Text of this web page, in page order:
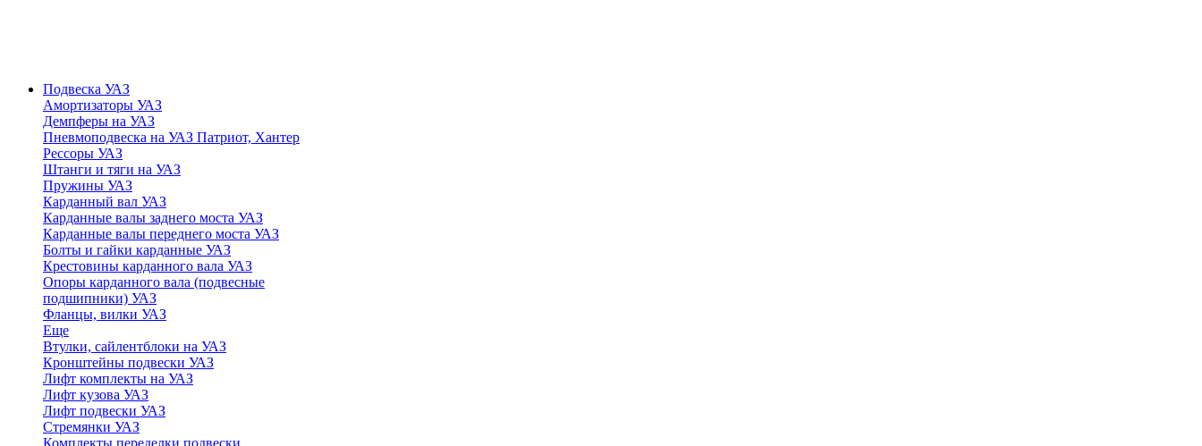
Подвеска УАЗ
Амортизаторы УАЗ
Демпферы на УАЗ
Пневмоподвеска на УАЗ Патриот, Хантер
Рессоры УАЗ
Штанги и тяги на УАЗ
Пружины УАЗ
Карданный вал УАЗ
Карданные валы заднего моста УАЗ
Карданные валы переднего моста УАЗ
Болты и гайки карданные УАЗ
Крестовины карданного вала УАЗ
Опоры карданного вала (подвесные
подшипники) УАЗ
Фланцы, вилки УАЗ
Еще
Втулки, сайлентблоки на УАЗ
Кронштейны подвески УАЗ
Лифт комплекты на УАЗ
Лифт кузова УАЗ
Лифт подвески УАЗ
Стремянки УАЗ
Комплекты переделки подвески